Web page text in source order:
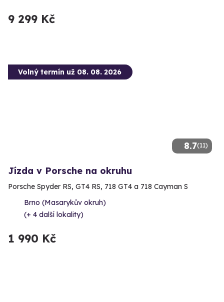
9 299 Kč
8.7(11)
Volný termín už 08. 08. 2026
Jízda v Porsche na okruhu
Porsche Spyder RS, GT4 RS, 718 GT4 a 718 Cayman S
Brno (Masarykův okruh)
(+ 4 další lokality)
1 990 Kč